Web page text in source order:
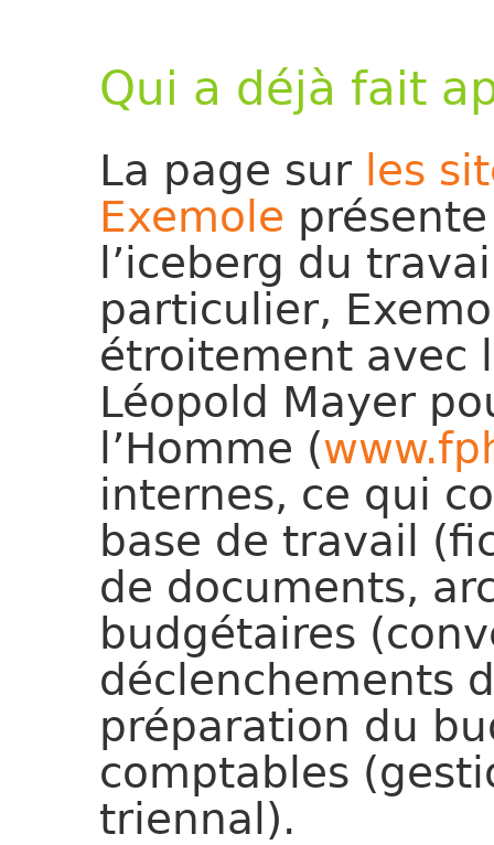
Qui a déjà fait
La page sur les
Exemole
l’iceberg du
particulier,
étroitement avec
Léopold Mayer
l’Homme (
internes, ce qui
base de travail
de documents,
budgétaires
déclenchements
préparation du
comptables
triennal).